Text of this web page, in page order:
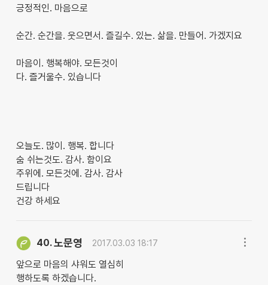
긍정적인. 마음으로
순간. 순간을. 웃으면서. 즐길수. 있는. 삶을. 만들어. 가겠지요
마음이. 행복해야. 모든것이
다. 즐거울수. 있습니다
오늘도. 많이. 행복. 합니다
숨 쉬는것도. 감사. 함이요
주위에. 모든것에. 감사. 감사
드립니다
건강 하세요
40.노문영 2017.03.03 18:17
앞으로 마음의 샤워도 열심히
행하도록 하겠습니다.